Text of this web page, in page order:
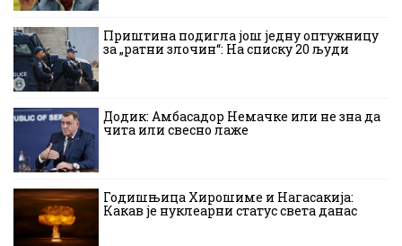
Приштина подигла још једну оптужницу
за „ратни злочин“: На списку 20 људи
Додик: Амбасадор Немачке или не зна да
чита или свесно лаже
Годишњица Хирошиме и Нагасакија:
Какав је нуклеарни статус света данас